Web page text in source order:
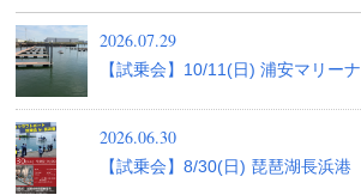
2026.07.29
【試乗会】10/11(日) 浦安マリーナ
2026.06.30
【試乗会】8/30(日) 琵琶湖長浜港